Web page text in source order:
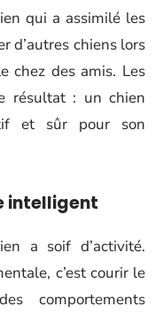
qui a assimilé les
d’autres chiens lors
chez des amis. Les
résultat : un chien
et sûr pour son
intelligent
a soif d’activité.
c’est courir le
comportements